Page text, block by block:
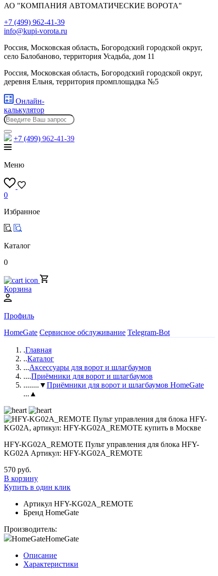
АО "КОМПАНИЯ АВТОМАТИЧЕСКИЕ ВОРОТА"
+7 (499) 962-41-39
info@kupi-vorota.ru
Россия, Московская область, Богородский городской округ,
село Балобаново, территория Усадьба, дом 11
Россия, Московская область, Богородский городской округ,
деревня Ельня, территория промплощадка №5
Онлайн-
калькулятор
+7 (499) 962-41-39
Меню
0
Избранное
Каталог
0
Корзина
Профиль
HomeGate Сервисное обслуживание Telegram-Bot
.Главная
..Каталог
...Аксессуары для ворот и шлагбаумов
....Приёмники для ворот и шлагбаумов
........▼Приёмники для ворот и шлагбаумов HomeGate
...▲
HFY-KG02A_REMOTE Пульт управления для блока HFY-
KG02A Артикул: HFY-KG02A_REMOTE
570 руб.
В корзину
Купить в один клик
Артикул HFY-KG02A_REMOTE
Бренд HomeGate
Производитель:
HomeGateHomeGate
Описание
Характеристики